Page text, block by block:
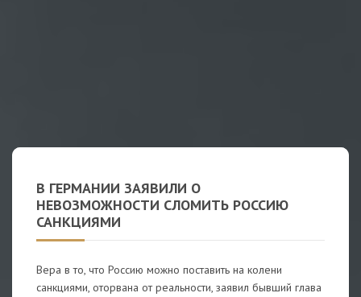
В ГЕРМАНИИ ЗАЯВИЛИ О
НЕВОЗМОЖНОСТИ СЛОМИТЬ РОССИЮ
САНКЦИЯМИ
Вера в то, что Россию можно поставить на колени
санкциями, оторвана от реальности, заявил бывший глава